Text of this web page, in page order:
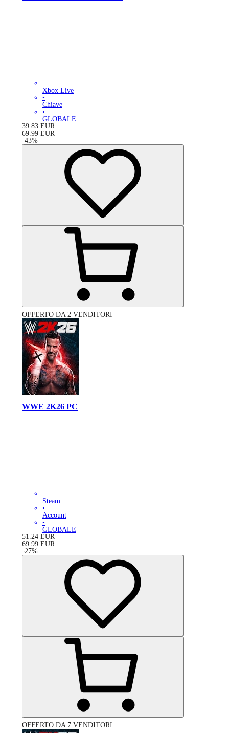
Xbox Live
•
Chiave
•
GLOBALE
39.83 EUR
69.99 EUR
-43%
OFFERTO DA 2 VENDITORI
WWE 2K26 PC
Steam
•
Account
•
GLOBALE
51.24 EUR
69.99 EUR
-27%
OFFERTO DA 7 VENDITORI